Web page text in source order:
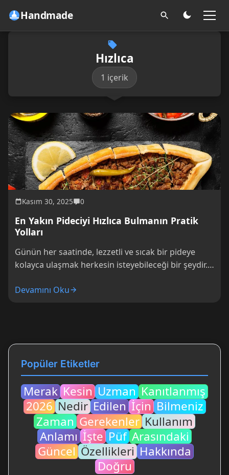
Handmade
Hızlıca
1 içerik
Kasım 30, 2025 0
En Yakın Pideciyi Hızlıca Bulmanın Pratik
Yolları
Günün her saatinde, lezzetli ve sıcak bir pideye
kolayca ulaşmak herkesin isteyebileceği bir şeydir.
Devamını Oku
Popüler Etiketler
Merak Kesin Uzman Kanıtlanmış
2026 Nedir Edilen İçin Bilmeniz
Zaman Gerekenler Kullanım
Anlamı İşte Püf Arasındaki
Güncel Özellikleri Hakkında
Doğru